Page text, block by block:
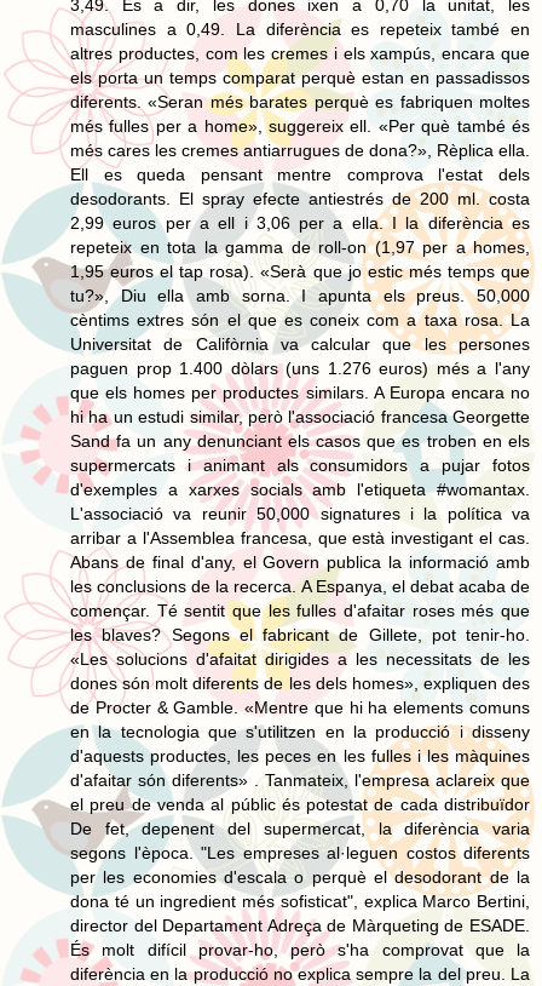
3,49. És a dir, les dones ixen a 0,70 la unitat, les
masculines a 0,49. La diferència es repeteix també en
altres productes, com les cremes i els xampús, encara que
els porta un temps comparat perquè estan en passadissos
diferents. «Seran més barates perquè es fabriquen moltes
més fulles per a home», suggereix ell. «Per què també és
més cares les cremes antiarrugues de dona?», Rèplica ella.
Ell es queda pensant mentre comprova l'estat dels
desodorants. El spray efecte antiestrés de 200 ml. costa
2,99 euros per a ell i 3,06 per a ella. I la diferència es
repeteix en tota la gamma de roll-on (1,97 per a homes,
1,95 euros el tap rosa). «Serà que jo estic més temps que
tu?», Diu ella amb sorna. I apunta els preus. 50,000
cèntims extres són el que es coneix com a taxa rosa. La
Universitat de Califòrnia va calcular que les persones
paguen prop 1.400 dòlars (uns 1.276 euros) més a l'any
que els homes per productes similars. A Europa encara no
hi ha un estudi similar, però l'associació francesa Georgette
Sand fa un any denunciant els casos que es troben en els
supermercats i animant als consumidors a pujar fotos
d'exemples a xarxes socials amb l'etiqueta #womantax.
L'associació va reunir 50,000 signatures i la política va
arribar a l'Assemblea francesa, que està investigant el cas.
Abans de final d'any, el Govern publica la informació amb
les conclusions de la recerca. A Espanya, el debat acaba de
començar. Té sentit que les fulles d'afaitar roses més que
les blaves? Segons el fabricant de Gillete, pot tenir-ho.
«Les solucions d'afaitat dirigides a les necessitats de les
dones són molt diferents de les dels homes», expliquen des
de Procter & Gamble. «Mentre que hi ha elements comuns
en la tecnologia que s'utilitzen en la producció i disseny
d'aquests productes, les peces en les fulles i les màquines
d'afaitar són diferents» . Tanmateix, l'empresa aclareix que
el preu de venda al públic és potestat de cada distribuïdor
De fet, depenent del supermercat, la diferència varia
segons l'època. "Les empreses al·leguen costos diferents
per les economies d'escala o perquè el desodorant de la
dona té un ingredient més sofisticat", explica Marco Bertini,
director del Departament Adreça de Màrqueting de ESADE.
És molt difícil provar-ho, però s'ha comprovat que la
diferència en la producció no explica sempre la del preu. La